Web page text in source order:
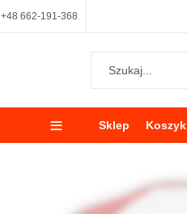
+48 662-191-368
Sklep Koszyk